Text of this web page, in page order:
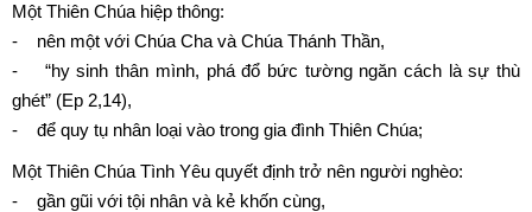
Một Thiên Chúa hiệp thông:
- nên một với Chúa Cha và Chúa Thánh Thần,
- “hy sinh thân mình, phá đổ bức tường ngăn cách là sự thù
ghét” (Ep 2,14),
- để quy tụ nhân loại vào trong gia đình Thiên Chúa;
Một Thiên Chúa Tình Yêu quyết định trở nên người nghèo:
- gần gũi với tội nhân và kẻ khốn cùng,